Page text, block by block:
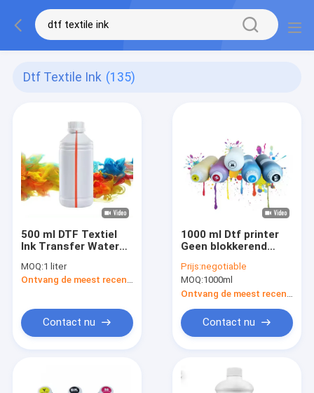
Dtf Textile Ink (135)
500 ml DTF Textiel
Ink Transfer Water
Ink For Garment
MOQ:1 liter
Ontvang de meest recente Prijs
Contact nu
1000 ml Dtf printer
Geen blokkerend
pigmentinkt
CMYK+W
Milieuvriendelijk
Prijs:negotiable
MOQ:1000ml
Contact nu